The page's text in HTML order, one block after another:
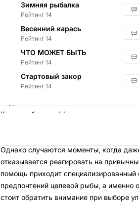
традиционных хищников водоемов,
востребованным направлением в
нашего интернет-магазина я
приманки для ловли полосатого
особенностями окуневого силикона.
особенно полезной для новичков,
лучших резинок для ловли окуня,
твистеров и виброхвостов до слагов
Как подобрать эффективную
Прежде чем приступить к теме,
Окунь считается весьма
Однако случаются моменты, когда
отказывается реагировать на
помощь приходит
предпочтений целевой рыбы, а именно
стоит обратить внимание при выборе
Зимняя рыбалка
Рейтинг 14
Весенний карась
Рейтинг 14
ЧТО МОЖЕТ БЫТЬ
Рейтинг 14
Стартовый закор
Рейтинг 14